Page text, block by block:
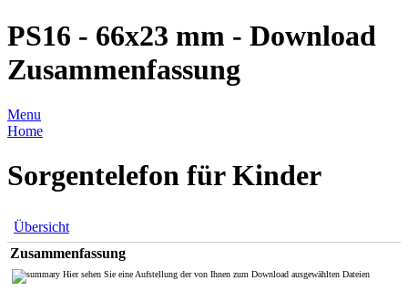
PS16 - 66x23 mm - Download
Zusammenfassung
Menu
Home
Sorgentelefon für Kinder
Übersicht
Zusammenfassung
Hier sehen Sie eine Aufstellung der von Ihnen zum Download ausgewählten Dateien